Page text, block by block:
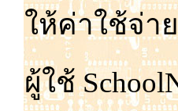
ให้ค่าใช้จ่าย
ผู้ใช้